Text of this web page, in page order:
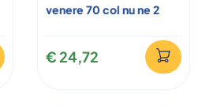
venere 70 col nu ne 2
€ 24,72